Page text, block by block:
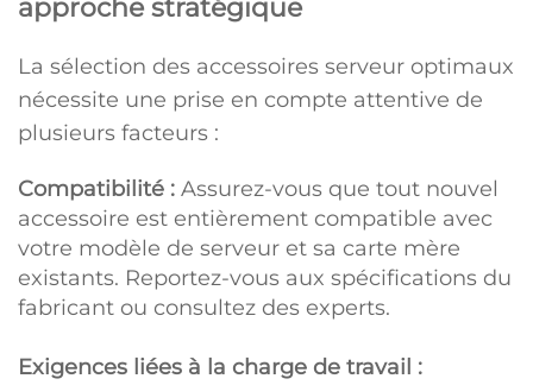
approche stratégique
La sélection des accessoires serveur optimaux
nécessite une prise en compte attentive de
plusieurs facteurs :
Compatibilité : Assurez-vous que tout nouvel
accessoire est entièrement compatible avec
votre modèle de serveur et sa carte mère
existants. Reportez-vous aux spécifications du
fabricant ou consultez des experts.
Exigences liées à la charge de travail :